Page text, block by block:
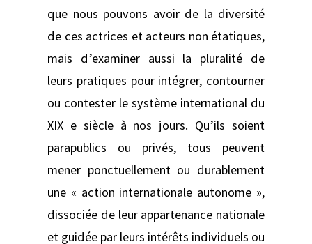
que nous pouvons avoir de la diversité
de ces actrices et acteurs non étatiques,
mais d’examiner aussi la pluralité de
leurs pratiques pour intégrer, contourner
ou contester le système international du
XIX e siècle à nos jours. Qu’ils soient
parapublics ou privés, tous peuvent
mener ponctuellement ou durablement
une « action internationale autonome »,
dissociée de leur appartenance nationale
et guidée par leurs intérêts individuels ou